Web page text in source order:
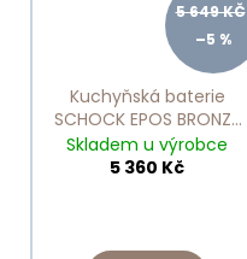
5 649 KČ
–5 %
Kuchyňská baterie
SCHOCK EPOS BRONZE
540027 celobarevná
Skladem u výrobce
5 360 Kč